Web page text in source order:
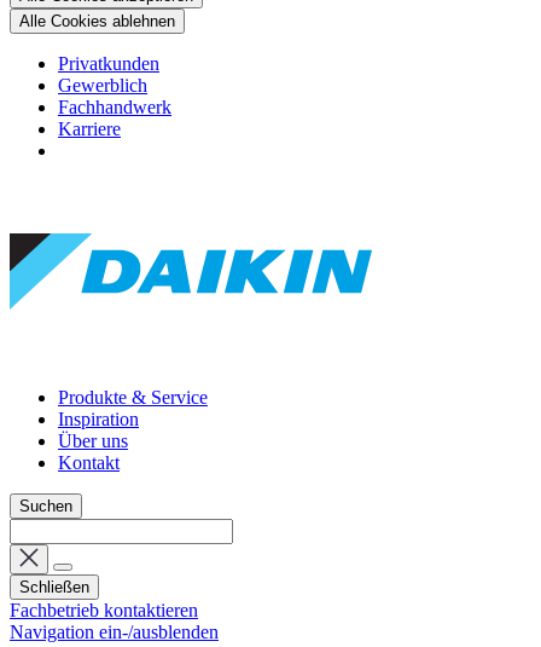
Alle Cookies ablehnen
Privatkunden
Gewerblich
Fachhandwerk
Karriere
Produkte & Service
Inspiration
Über uns
Kontakt
Suchen
Schließen
Fachbetrieb kontaktieren
Navigation ein-/ausblenden